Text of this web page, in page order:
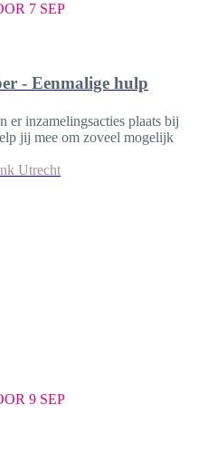
7 SEP
- Eenmalige hulp
er inzamelingsacties plaats bij
jij mee om zoveel mogelijk
Utrecht
9 SEP